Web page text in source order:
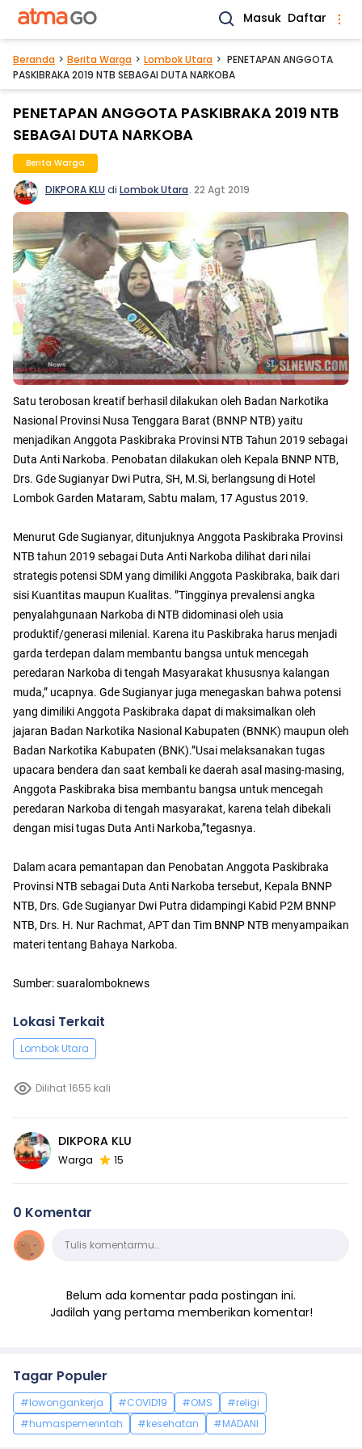
Masuk Daftar
Beranda Berita Warga Lombok Utara
PENETAPAN ANGGOTA
PASKIBRAKA 2019 NTB SEBAGAI DUTA NARKOBA
PENETAPAN ANGGOTA PASKIBRAKA 2019 NTB
SEBAGAI DUTA NARKOBA
Berita Warga
DIKPORA KLU di Lombok Utara. 22 Agt 2019
Satu terobosan kreatif berhasil dilakukan oleh Badan Narkotika
Nasional Provinsi Nusa Tenggara Barat (BNNP NTB) yaitu
menjadikan Anggota Paskibraka Provinsi NTB Tahun 2019 sebagai
Duta Anti Narkoba. Penobatan dilakukan oleh Kepala BNNP NTB,
Drs. Gde Sugianyar Dwi Putra, SH, M.Si, berlangsung di Hotel
Lombok Garden Mataram, Sabtu malam, 17 Agustus 2019.
Menurut Gde Sugianyar, ditunjuknya Anggota Paskibraka Provinsi
NTB tahun 2019 sebagai Duta Anti Narkoba dilihat dari nilai
strategis potensi SDM yang dimiliki Anggota Paskibraka, baik dari
sisi Kuantitas maupun Kualitas. ”Tingginya prevalensi angka
penyalahgunaan Narkoba di NTB didominasi oleh usia
produktif/generasi milenial. Karena itu Paskibraka harus menjadi
garda terdepan dalam membantu bangsa untuk mencegah
peredaran Narkoba di tengah Masyarakat khususnya kalangan
muda,” ucapnya. Gde Sugianyar juga menegaskan bahwa potensi
yang dimiliki Anggota Paskibraka dapat di maksimalkan oleh
jajaran Badan Narkotika Nasional Kabupaten (BNNK) maupun oleh
Badan Narkotika Kabupaten (BNK).”Usai melaksanakan tugas
upacara bendera dan saat kembali ke daerah asal masing-masing,
Anggota Paskibraka bisa membantu bangsa untuk mencegah
peredaran Narkoba di tengah masyarakat, karena telah dibekali
dengan misi tugas Duta Anti Narkoba,”tegasnya.
Dalam acara pemantapan dan Penobatan Anggota Paskibraka
Provinsi NTB sebagai Duta Anti Narkoba tersebut, Kepala BNNP
NTB, Drs. Gde Sugianyar Dwi Putra didampingi Kabid P2M BNNP
NTB, Drs. H. Nur Rachmat, APT dan Tim BNNP NTB menyampaikan
materi tentang Bahaya Narkoba.
Sumber: suaralomboknews
Lokasi Terkait
Lombok Utara
Dilihat 1655 kali
DIKPORA KLU
Warga 15
0 Komentar
KomentarTulis komentarmu…
Belum ada komentar pada postingan ini.
Jadilah yang pertama memberikan komentar!
Tagar Populer
#lowongankerja #COVID19 #OMS
#religi
#humaspemerintah
#kesehatan #MADANI